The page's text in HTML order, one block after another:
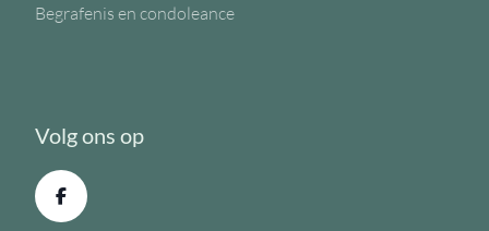
Begrafenis en condoleance
Volg ons op